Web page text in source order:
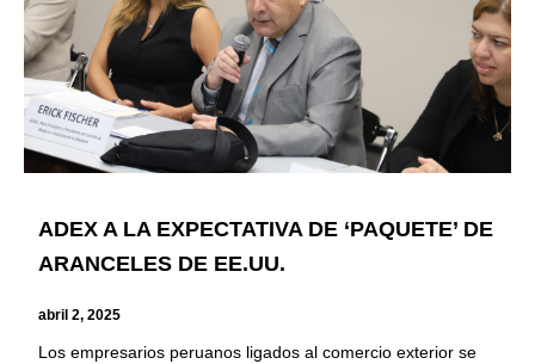
ADEX A LA EXPECTATIVA DE ‘PAQUETE’ DE
ARANCELES DE EE.UU.
abril 2, 2025
Los empresarios peruanos ligados al comercio exterior se